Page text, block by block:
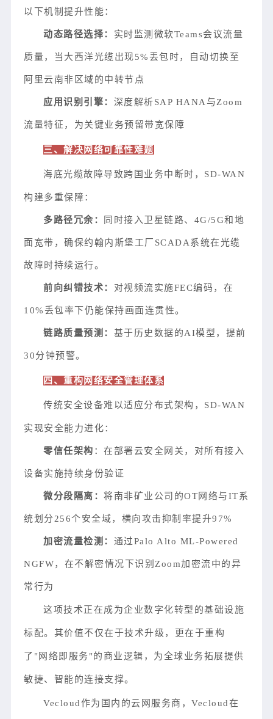
以下机制提升性能：
动态路径选择： 实时监测微软Teams会议流量
质量，当大西洋光缆出现5%丢包时，自动切换至
阿里云南非区域的中转节点
应用识别引擎： 深度解析SAP HANA与Zoom
流量特征，为关键业务预留带宽保障
三、解决网络可靠性难题
海底光缆故障导致跨国业务中断时，SD-WAN
构建多重保障：
多路径冗余： 同时接入卫星链路、4G/5G和地
面宽带，确保约翰内斯堡工厂SCADA系统在光缆
故障时持续运行。
前向纠错技术： 对视频流实施FEC编码，在
10%丢包率下仍能保持画面连贯性。
链路质量预测： 基于历史数据的AI模型，提前
30分钟预警。
四、重构网络安全管理体系
传统安全设备难以适应分布式架构，SD-WAN
实现安全能力进化：
零信任架构 ：在部署云安全网关，对所有接入
设备实施持续身份验证
微分段隔离：将南非矿业公司的OT网络与IT系
统划分256个安全域，横向攻击抑制率提升97%
加密流量检测： 通过Palo Alto ML-Powered
NGFW，在不解密情况下识别Zoom加密流中的异
常行为
这项技术正在成为企业数字化转型的基础设施
标配。其价值不仅在于技术升级，更在于重构
了"网络即服务"的商业逻辑，为全球业务拓展提供
敏捷、智能的连接支撑。
Vecloud作为国内的云网服务商，Vecloud在